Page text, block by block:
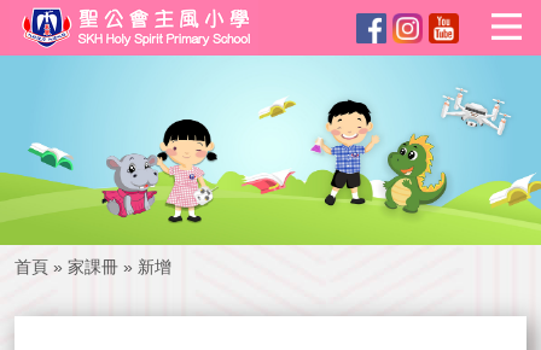
首頁 » 家課冊 » 新增